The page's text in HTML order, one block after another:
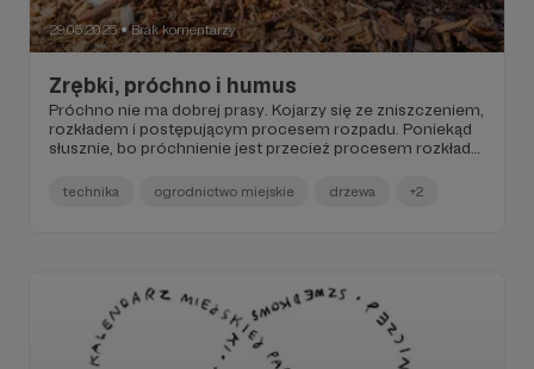
29.05.2025 ● Brak komentarzy
Zrębki, próchno i humus
Próchno nie ma dobrej prasy. Kojarzy się ze zniszczeniem,
rozkładem i postępującym procesem rozpadu. Poniekąd
słusznie, bo próchnienie jest przecież procesem rozkładu
przerażać, ani tak szkodliwy, by nie dostrzegać jego zalet,
a o nich poniżej.
technika ogrodnictwo miejskie drzewa +2